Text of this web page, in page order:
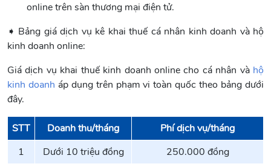
online trên sàn thương mại điện tử.
➧ Bảng giá dịch vụ kê khai thuế cá nhân kinh doanh và hộ
kinh doanh online:
Giá dịch vụ khai thuế kinh doanh online cho cá nhân và hộ
kinh doanh áp dụng trên phạm vi toàn quốc theo bảng dưới
đây.
STT Doanh thu/tháng
Phí dịch vụ/tháng
1
Dưới 10 triệu đồng
250.000 đồng